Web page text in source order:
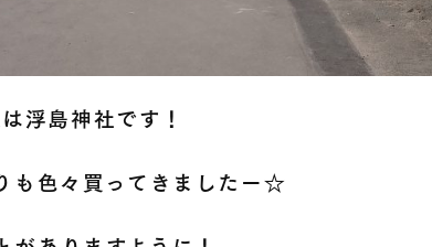
浮島神社です！
も色々買ってきましたー☆